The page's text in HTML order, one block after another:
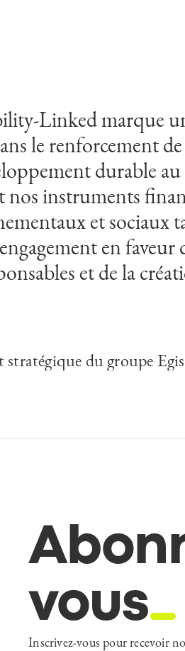
Linked marque
le renforcement
durable au
nos instruments
et sociaux
en faveur
et de la
du groupe Egis
vous
Inscrivez-vous pour recevoir